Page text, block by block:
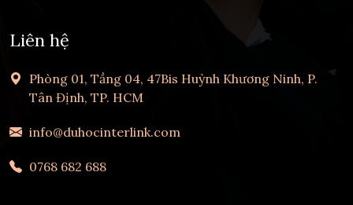
Liên hệ
Phòng 01, Tầng 04, 47Bis Huỳnh Khương Ninh, P.
Tân Định, TP. HCM
info@duhocinterlink.com
0768 682 688